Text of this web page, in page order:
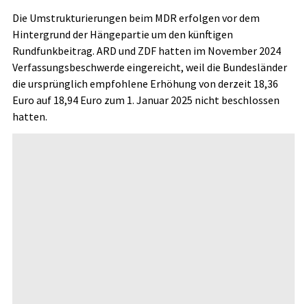
Die Umstrukturierungen beim MDR erfolgen vor dem
Hintergrund der Hängepartie um den künftigen
Rundfunkbeitrag. ARD und ZDF hatten im November 2024
Verfassungsbeschwerde eingereicht, weil die Bundesländer
die ursprünglich empfohlene Erhöhung von derzeit 18,36
Euro auf 18,94 Euro zum 1. Januar 2025 nicht beschlossen
hatten.